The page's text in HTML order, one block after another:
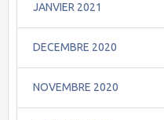
JANVIER 2021
DECEMBRE 2020
NOVEMBRE 2020